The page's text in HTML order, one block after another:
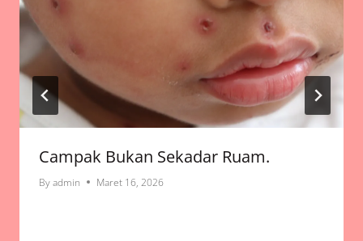
Campak Bukan Sekadar Ruam.
Byadmin Maret 16, 2026